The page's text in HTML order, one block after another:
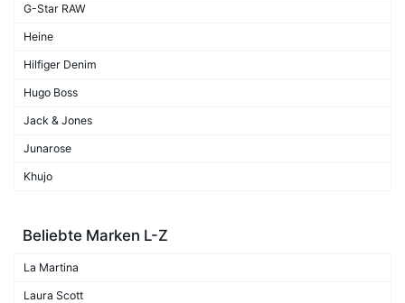
G-Star RAW
Heine
Hilfiger Denim
Hugo Boss
Jack & Jones
Junarose
Khujo
Beliebte Marken L-Z
La Martina
Laura Scott